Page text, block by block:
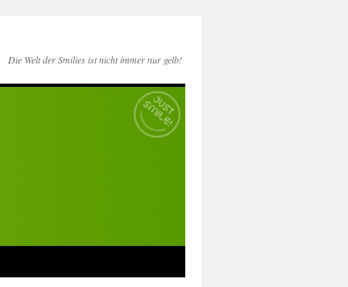
Die Welt der Smilies ist nicht immer nur gelb!